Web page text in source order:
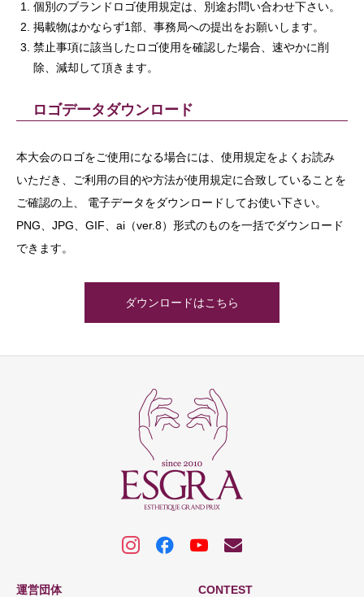
個別のブランドロゴ使用規定は、別途お問い合わせ下さい。
掲載物はかならず1部、事務局への提出をお願いします。
禁止事項に該当したロゴ使用を確認した場合、速やかに削
除、減却して頂きます。
ロゴデータダウンロード
本大会のロゴをご使用になる場合には、使用規定をよくお読み
いただき、ご利用の目的や方法が使用規定に合致していることを
ご確認の上、 電子データをダウンロードしてお使い下さい。
PNG、JPG、GIF、ai（ver.8）形式のものを一括でダウンロード
できます。
ダウンロードはこちら
運営団体 CONTEST